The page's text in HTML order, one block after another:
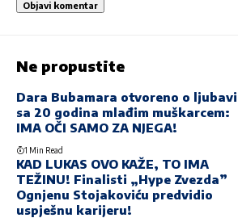
Ne propustite
Dara Bubamara otvoreno o ljubavi
sa 20 godina mlađim muškarcem:
IMA OČI SAMO ZA NJEGA!
1 Min Read
KAD LUKAS OVO KAŽE, TO IMA
TEŽINU! Finalisti „Hype Zvezda”
Ognjenu Stojakoviću predvidio
uspješnu karijeru!